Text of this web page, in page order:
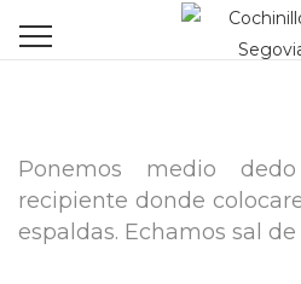
Ponemos medio
recipiente donde
espaldas. Echamos sal